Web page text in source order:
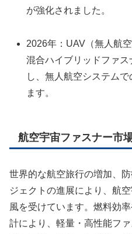
が強化されました。
2026年：UAV（無人航
混合ハイブリッドファ
し、無人航空システム
ます。
航空宇宙ファスナー市
世界的な航空旅行の増加、
ジェクトの進展により、航
風を受けています。燃料効
計により、軽量・高性能フ